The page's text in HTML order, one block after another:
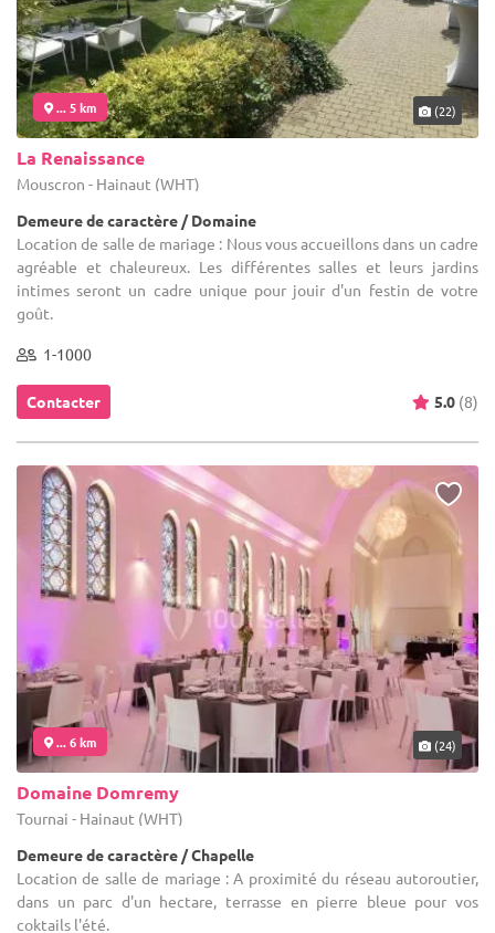
... 5 km (22)
La Renaissance
Mouscron - Hainaut (WHT)
Demeure de caractère / Domaine
Location de salle de mariage : Nous vous accueillons dans un cadre
agréable et chaleureux. Les différentes salles et leurs jardins
intimes seront un cadre unique pour jouir d'un festin de votre
goût.
1-1000
Contacter 5.0 (8)
... 6 km (24)
Domaine Domremy
Tournai - Hainaut (WHT)
Demeure de caractère / Chapelle
Location de salle de mariage : A proximité du réseau autoroutier,
dans un parc d'un hectare, terrasse en pierre bleue pour vos
coktails l'été.